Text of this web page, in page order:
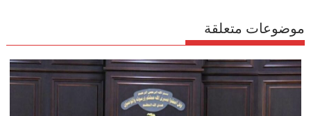
موضوعات متعلقة